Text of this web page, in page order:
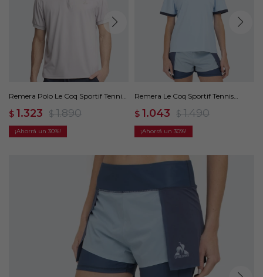
Remera Polo Le Coq Sportif Tennis
$ 1.323 $ 1.890
30
Remera Le Coq Sportif Tennis
$ 1.043 $ 1.490
30